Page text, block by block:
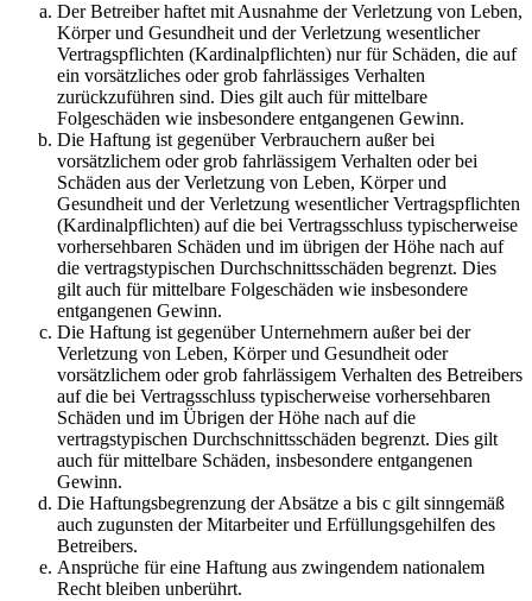
Der Betreiber haftet mit Ausnahme der Verletzung von Leben,
Körper und Gesundheit und der Verletzung wesentlicher
Vertragspflichten (Kardinalpflichten) nur für Schäden, die auf
ein vorsätzliches oder grob fahrlässiges Verhalten
zurückzuführen sind. Dies gilt auch für mittelbare
Folgeschäden wie insbesondere entgangenen Gewinn.
Die Haftung ist gegenüber Verbrauchern außer bei
vorsätzlichem oder grob fahrlässigem Verhalten oder bei
Schäden aus der Verletzung von Leben, Körper und
Gesundheit und der Verletzung wesentlicher Vertragspflichten
(Kardinalpflichten) auf die bei Vertragsschluss typischerweise
vorhersehbaren Schäden und im übrigen der Höhe nach auf
die vertragstypischen Durchschnittsschäden begrenzt. Dies
gilt auch für mittelbare Folgeschäden wie insbesondere
entgangenen Gewinn.
Die Haftung ist gegenüber Unternehmern außer bei der
Verletzung von Leben, Körper und Gesundheit oder
vorsätzlichem oder grob fahrlässigem Verhalten des Betreibers
auf die bei Vertragsschluss typischerweise vorhersehbaren
Schäden und im Übrigen der Höhe nach auf die
vertragstypischen Durchschnittsschäden begrenzt. Dies gilt
auch für mittelbare Schäden, insbesondere entgangenen
Gewinn.
Die Haftungsbegrenzung der Absätze a bis c gilt sinngemäß
auch zugunsten der Mitarbeiter und Erfüllungsgehilfen des
Betreibers.
Ansprüche für eine Haftung aus zwingendem nationalem
Recht bleiben unberührt.